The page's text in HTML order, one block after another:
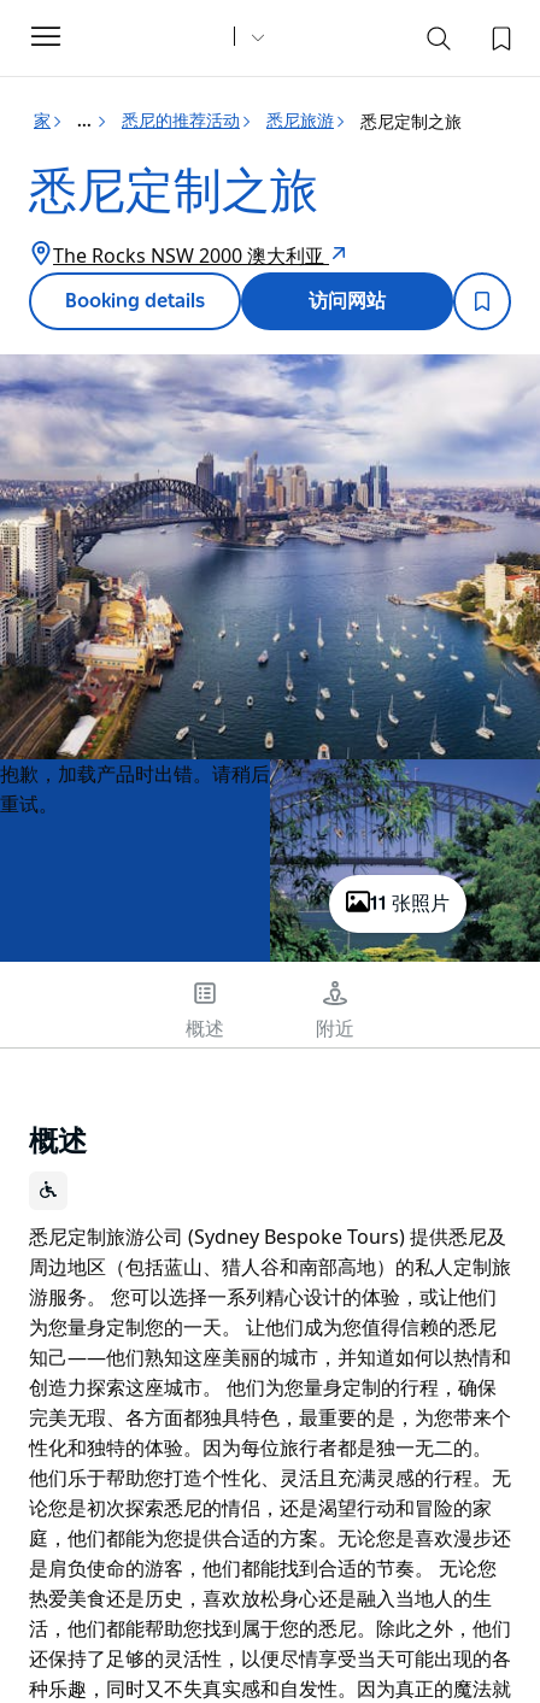
Toggle
navigation
家 ... 悉尼的推荐活动 悉尼旅游 悉尼定制之旅
悉尼定制之旅
The Rocks NSW 2000 澳大利亚
Booking details 访问网站
11 张照片
Product
List
Product
List
抱歉，加载产品时出错。请稍后
重试。
概述 附近
概述
悉尼定制旅游公司 (Sydney Bespoke Tours) 提供悉尼及
周边地区（包括蓝山、猎人谷和南部高地）的私人定制旅
游服务。 您可以选择一系列精心设计的体验，或让他们
为您量身定制您的一天。 让他们成为您值得信赖的悉尼
知己——他们熟知这座美丽的城市，并知道如何以热情和
创造力探索这座城市。 他们为您量身定制的行程，确保
完美无瑕、各方面都独具特色，最重要的是，为您带来个
性化和独特的体验。因为每位旅行者都是独一无二的。
他们乐于帮助您打造个性化、灵活且充满灵感的行程。无
论您是初次探索悉尼的情侣，还是渴望行动和冒险的家
庭，他们都能为您提供合适的方案。无论您是喜欢漫步还
是肩负使命的游客，他们都能找到合适的节奏。 无论您
热爱美食还是历史，喜欢放松身心还是融入当地人的生
活，他们都能帮助您找到属于您的悉尼。除此之外，他们
还保持了足够的灵活性，以便尽情享受当天可能出现的各
种乐趣，同时又不失真实感和自发性。因为真正的魔法就